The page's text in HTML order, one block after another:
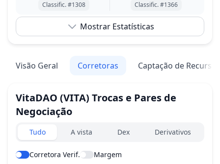
Classific. #1308 Classific. #1366
Mostrar Estatísticas
Visão Geral Corretoras Captação de Recursos
VitaDAO (VITA) Trocas e Pares de
Negociação
Exchanges type
Tudo A vista Dex Derivativos
Corretora Verif. Margem